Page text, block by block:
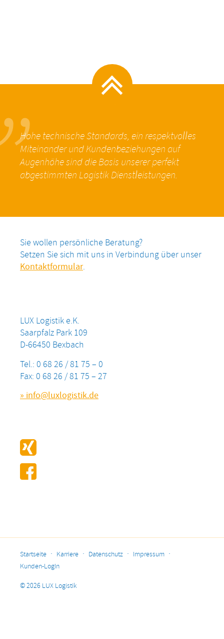
Hohe technische Standards, ein respektvolles
Miteinander und Kundenbeziehungen auf
Augenhöhe sind die Basis unserer perfekt
abgestimmten Logistik Dienstleistungen.
„
Sie wollen persönliche Beratung?
Setzen Sie sich mit uns in Verbindung über unser
Kontaktformular.
LUX Logistik e.K.
Saarpfalz Park 109
D-66450 Bexbach
Tel.: 0 68 26 / 81 75 – 0
Fax: 0 68 26 / 81 75 – 27
» info@luxlogistik.de
Startseite · Karriere · Datenschutz · Impressum ·
Kunden-LogIn
© 2026 LUX Logistik